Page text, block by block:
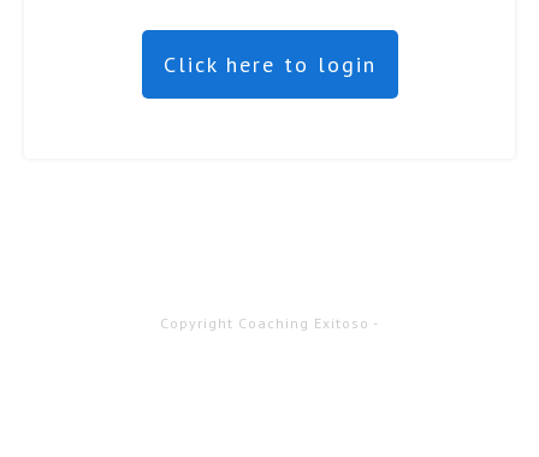
Click here to login
Copyright Coaching Exitoso -